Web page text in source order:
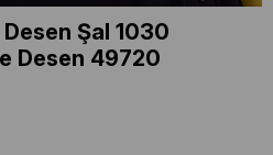
Şal 1030
Desen 49720